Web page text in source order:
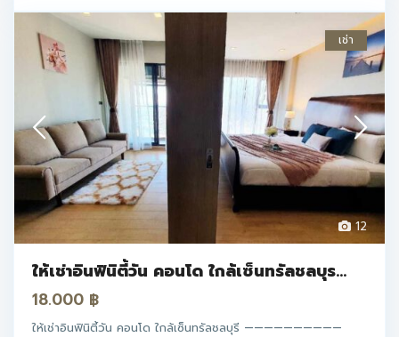
12
เช่า
ให้เช่าอินฟินิตี้วัน คอนโด ใกล้เซ็นทรัลชลบุร...
18.000 ฿
ให้เช่าอินฟินิตี้วัน คอนโด ใกล้เซ็นทรัลชลบุรี ——————————